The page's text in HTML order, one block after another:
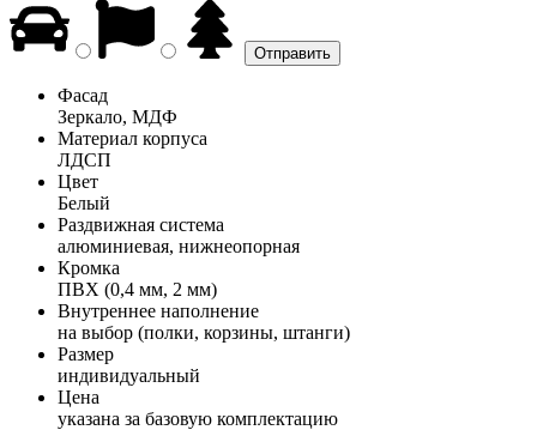
Фасад
Зеркало, МДФ
Материал корпуса
ЛДСП
Цвет
Белый
Раздвижная система
алюминиевая, нижнеопорная
Кромка
ПВХ (0,4 мм, 2 мм)
Внутреннее наполнение
на выбор (полки, корзины, штанги)
Размер
индивидуальный
Цена
указана за базовую комплектацию